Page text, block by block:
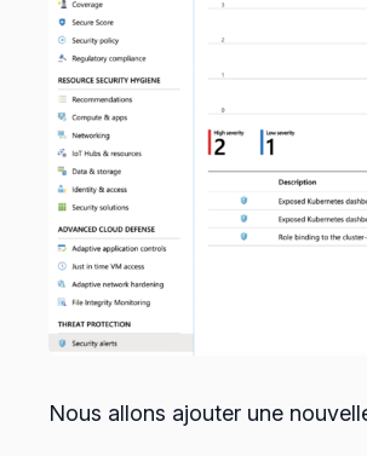
Nous allons ajouter une